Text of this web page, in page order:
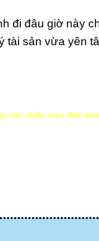
đi đâu giờ này
tài sản vừa yên
còn nhiều mục đích